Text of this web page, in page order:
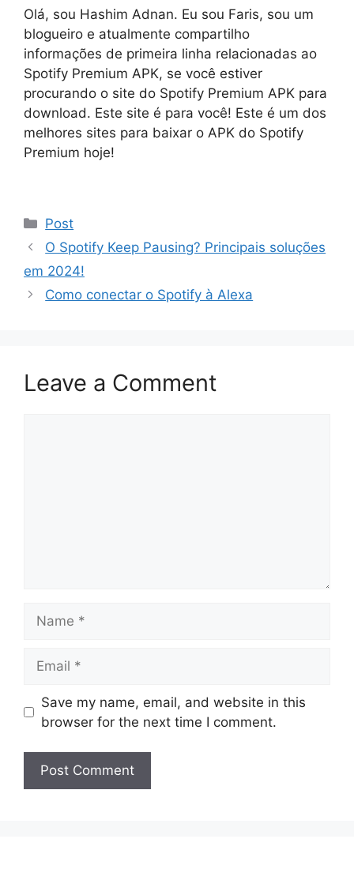
Olá, sou Hashim Adnan. Eu sou Faris, sou um
blogueiro e atualmente compartilho
informações de primeira linha relacionadas ao
Spotify Premium APK, se você estiver
procurando o site do Spotify Premium APK para
download. Este site é para você! Este é um dos
melhores sites para baixar o APK do Spotify
Premium hoje!
Categories
Post
O Spotify Keep Pausing? Principais soluções
em 2024!
Como conectar o Spotify à Alexa
Leave a Comment
Save my name, email, and website in this
browser for the next time I comment.